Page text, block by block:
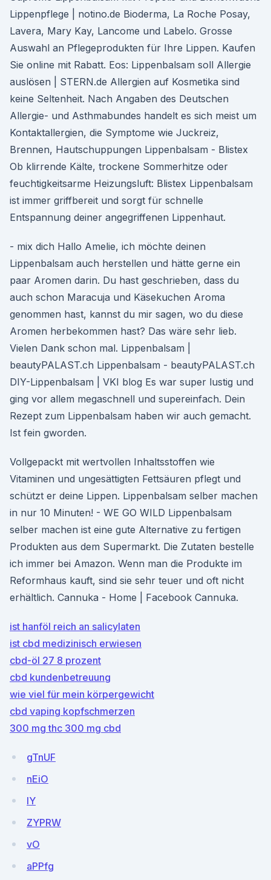
Lippenpflege | notino.de Bioderma, La Roche Posay,
Lavera, Mary Kay, Lancome und Labelo. Grosse
Auswahl an Pflegeprodukten für Ihre Lippen. Kaufen
Sie online mit Rabatt. Eos: Lippenbalsam soll Allergie
auslösen | STERN.de Allergien auf Kosmetika sind
keine Seltenheit. Nach Angaben des Deutschen
Allergie- und Asthmabundes handelt es sich meist um
Kontaktallergien, die Symptome wie Juckreiz,
Brennen, Hautschuppungen Lippenbalsam - Blistex
Ob klirrende Kälte, trockene Sommerhitze oder
feuchtig­keitsarme Heizungsluft: Blistex Lippenbalsam
ist immer griffbereit und sorgt für schnelle
Entspannung deiner angegriffenen Lippenhaut.
- mix dich Hallo Amelie, ich möchte deinen
Lippenbalsam auch herstellen und hätte gerne ein
paar Aromen darin. Du hast geschrieben, dass du
auch schon Maracuja und Käsekuchen Aroma
genommen hast, kannst du mir sagen, wo du diese
Aromen herbekommen hast? Das wäre sehr lieb.
Vielen Dank schon mal. Lippenbalsam |
beautyPALAST.ch Lippenbalsam - beautyPALAST.ch
DIY-Lippenbalsam | VKI blog Es war super lustig und
ging vor allem megaschnell und supereinfach. Dein
Rezept zum Lippenbalsam haben wir auch gemacht.
Ist fein gworden.
Vollgepackt mit wertvollen Inhaltsstoffen wie
Vitaminen und ungesättigten Fettsäuren pflegt und
schützt er deine Lippen. Lippenbalsam selber machen
in nur 10 Minuten! - WE GO WILD Lippenbalsam
selber machen ist eine gute Alternative zu fertigen
Produkten aus dem Supermarkt. Die Zutaten bestelle
ich immer bei Amazon. Wenn man die Produkte im
Reformhaus kauft, sind sie sehr teuer und oft nicht
erhältlich. Cannuka - Home | Facebook Cannuka.
ist hanföl reich an salicylaten
ist cbd medizinisch erwiesen
cbd-öl 27 8 prozent
cbd kundenbetreuung
wie viel für mein körpergewicht
cbd vaping kopfschmerzen
300 mg thc 300 mg cbd
gTnUF
nEiO
IY
ZYPRW
vO
aPPfg